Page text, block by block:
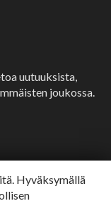
Hyväksymällä
uutuuksista,
joukossa.